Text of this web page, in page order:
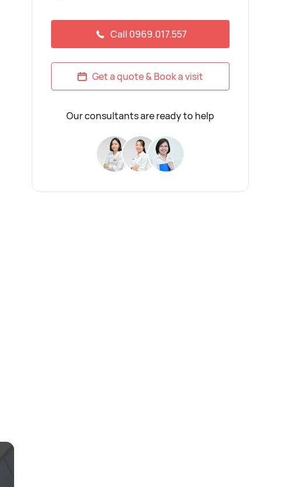
Call 0969.017.557
Get a quote & Book a visit
Our consultants are ready to help